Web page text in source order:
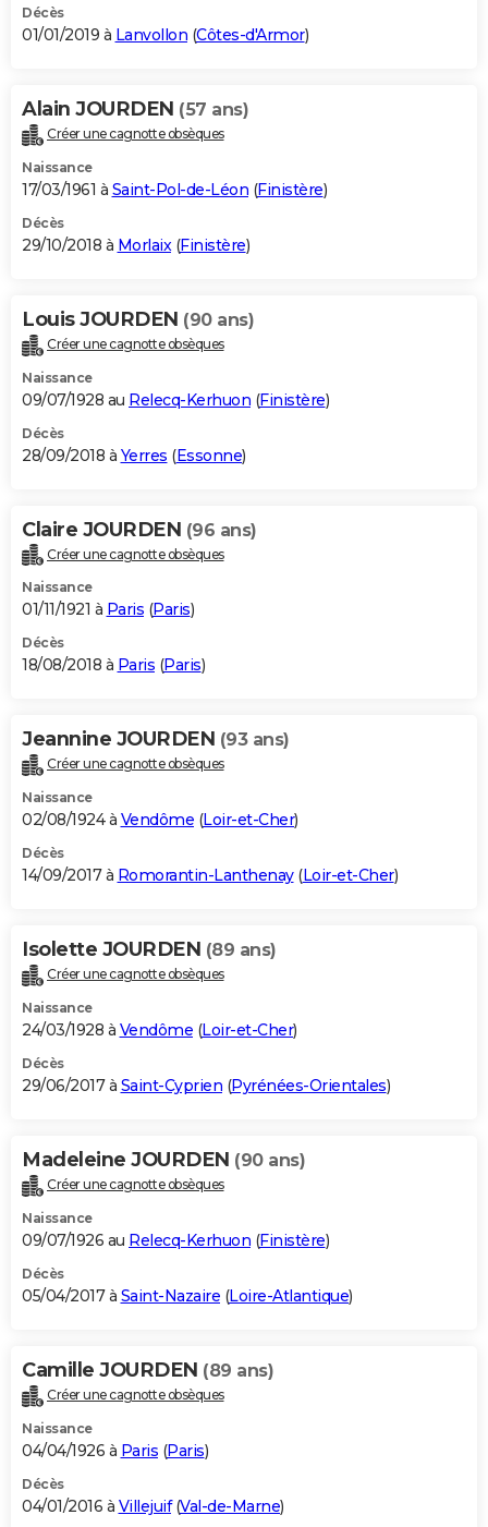
Décès
01/01/2019 à Lanvollon (Côtes-d'Armor)
Alain JOURDEN (57 ans)
Créer une cagnotte obsèques
Naissance
17/03/1961 à Saint-Pol-de-Léon (Finistère)
Décès
29/10/2018 à Morlaix(Finistère)
Louis JOURDEN (90 ans)
Créer une cagnotte obsèques
Naissance
09/07/1928 au Relecq-Kerhuon (Finistère)
Décès
28/09/2018 à Yerres (Essonne)
Claire JOURDEN (96 ans)
Créer une cagnotte obsèques
Naissance
01/11/1921 à Paris (Paris)
Décès
18/08/2018 à Paris (Paris)
Jeannine JOURDEN (93 ans)
Créer une cagnotte obsèques
Naissance
02/08/1924 à Vendôme (Loir-et-Cher)
Décès
14/09/2017 à Romorantin-Lanthenay(Loir-et-Cher)
Isolette JOURDEN (89 ans)
Créer une cagnotte obsèques
Naissance
24/03/1928 à Vendôme (Loir-et-Cher)
Décès
29/06/2017 à Saint-Cyprien (Pyrénées-Orientales)
Madeleine JOURDEN (90 ans)
Créer une cagnotte obsèques
Naissance
09/07/1926 au Relecq-Kerhuon (Finistère)
Décès
05/04/2017 à Saint-Nazaire (Loire-Atlantique)
Camille JOURDEN (89 ans)
Créer une cagnotte obsèques
Naissance
04/04/1926 à Paris (Paris)
Décès
04/01/2016 à Villejuif(Val-de-Marne)